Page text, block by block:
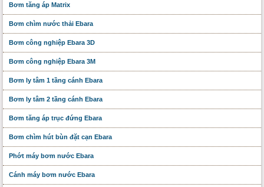
Bơm tăng áp Matrix
Bơm chìm nước thải Ebara
Bơm công nghiệp Ebara 3D
Bơm công nghiệp Ebara 3M
Bơm ly tâm 1 tầng cánh Ebara
Bơm ly tâm 2 tầng cánh Ebara
Bơm tăng áp trục đứng Ebara
Bơm chìm hút bùn đặt cạn Ebara
Phớt máy bơm nước Ebara
Cánh máy bơm nước Ebara